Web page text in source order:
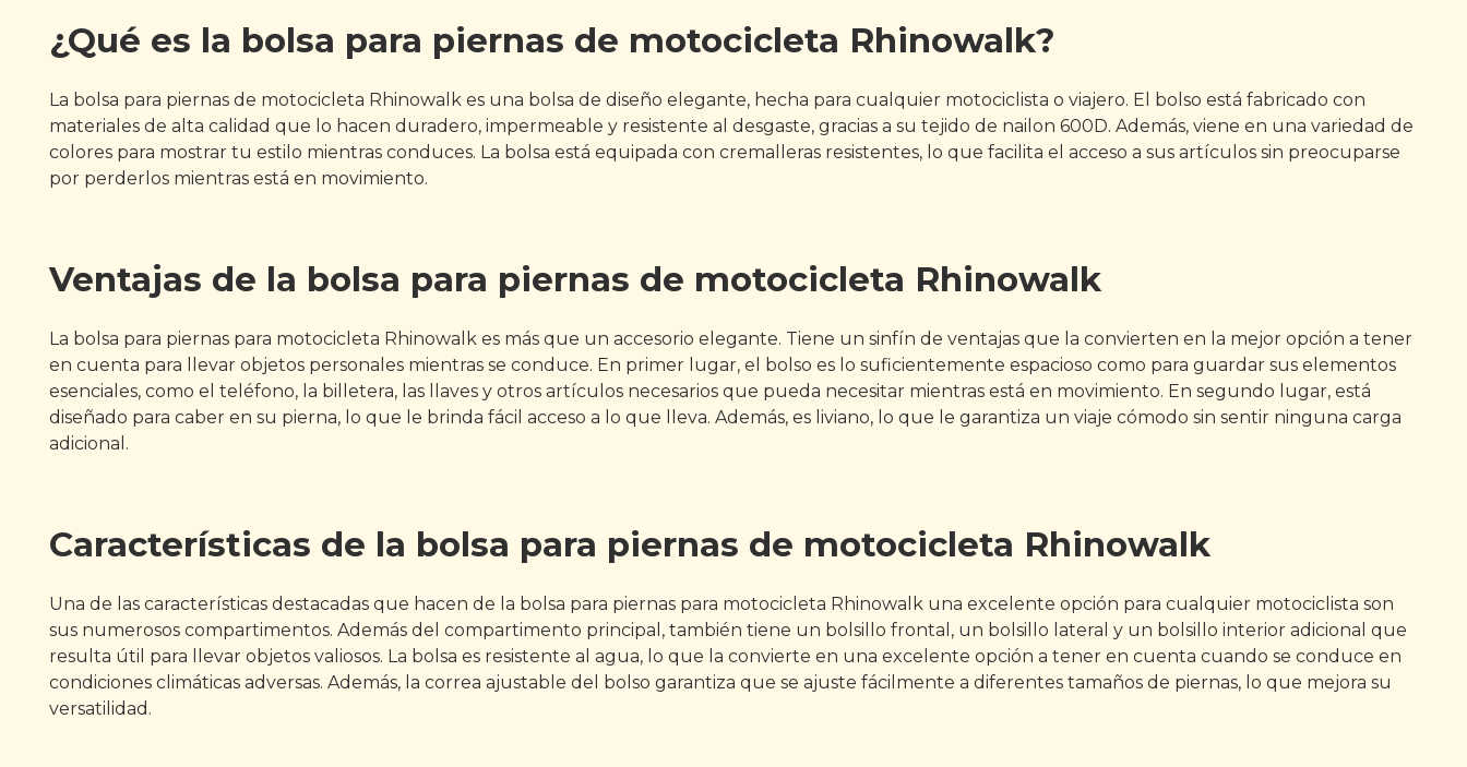
¿Qué es la bolsa para piernas de motocicleta Rhinowalk?
La bolsa para piernas de motocicleta Rhinowalk es una bolsa de diseño elegante, hecha para cualquier motociclista o viajero. El bolso está fabricado con
materiales de alta calidad que lo hacen duradero, impermeable y resistente al desgaste, gracias a su tejido de nailon 600D. Además, viene en una variedad de
colores para mostrar tu estilo mientras conduces. La bolsa está equipada con cremalleras resistentes, lo que facilita el acceso a sus artículos sin preocuparse
por perderlos mientras está en movimiento.
Ventajas de la bolsa para piernas de motocicleta Rhinowalk
La bolsa para piernas para motocicleta Rhinowalk es más que un accesorio elegante. Tiene un sinfín de ventajas que la convierten en la mejor opción a tener
en cuenta para llevar objetos personales mientras se conduce. En primer lugar, el bolso es lo suficientemente espacioso como para guardar sus elementos
esenciales, como el teléfono, la billetera, las llaves y otros artículos necesarios que pueda necesitar mientras está en movimiento. En segundo lugar, está
diseñado para caber en su pierna, lo que le brinda fácil acceso a lo que lleva. Además, es liviano, lo que le garantiza un viaje cómodo sin sentir ninguna carga
adicional.
Características de la bolsa para piernas de motocicleta Rhinowalk
Una de las características destacadas que hacen de la bolsa para piernas para motocicleta Rhinowalk una excelente opción para cualquier motociclista son
sus numerosos compartimentos. Además del compartimento principal, también tiene un bolsillo frontal, un bolsillo lateral y un bolsillo interior adicional que
resulta útil para llevar objetos valiosos. La bolsa es resistente al agua, lo que la convierte en una excelente opción a tener en cuenta cuando se conduce en
condiciones climáticas adversas. Además, la correa ajustable del bolso garantiza que se ajuste fácilmente a diferentes tamaños de piernas, lo que mejora su
versatilidad.